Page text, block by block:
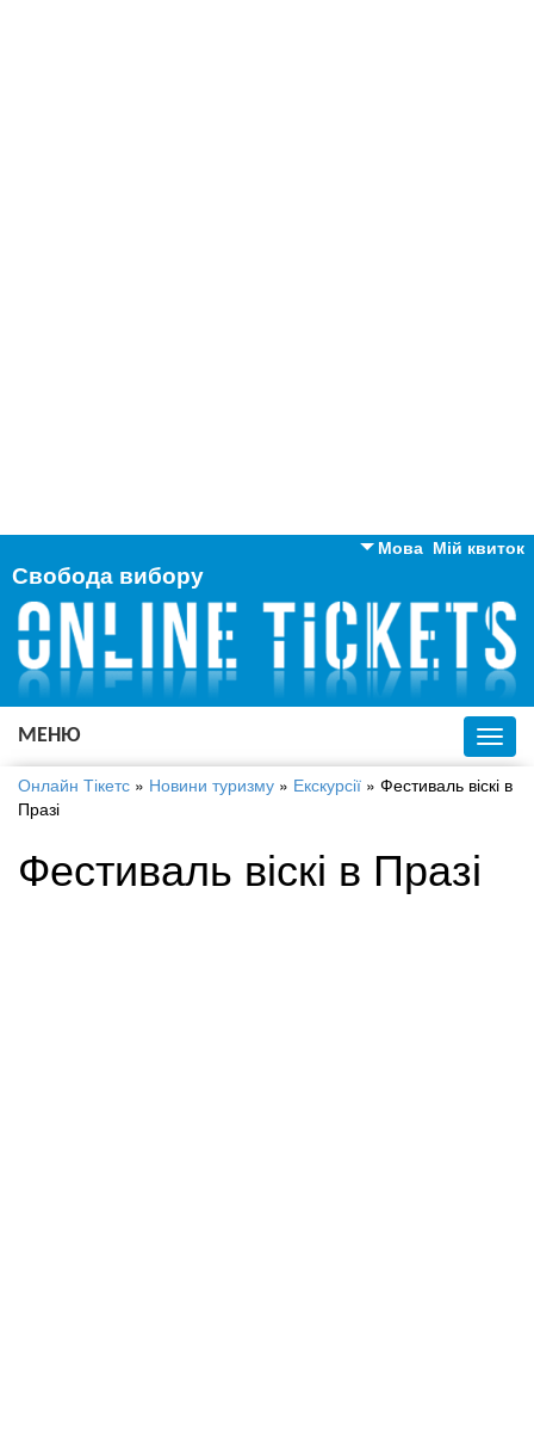
Мій квиток
Мова
Англійська
Російська
Українська
Свобода вибору
МЕНЮ
Онлайн Тікетс » Новини туризму » Екскурсії » Фестиваль віскі в
Празі
Фестиваль віскі в Празі